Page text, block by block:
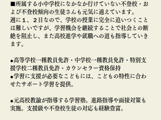
■所属する小中学校になかなか行けていない不登校・お
よび不登校傾向の生徒さんも元気に通えています。
週に１、２日なので、学校の授業に完全に追いつくこと
は難しいですが、学習機会を継続することで社会との断
絶を阻止し、また高校進学や就職への道も指導していき
ます。
●高等学校一種教員免許・中学校一種教員免許・特別支
援学校二種教員免許・カウンセラー資格保持
●学習に支援が必要なこどもには、こどもの特性に合わ
せたサポート学習を提供。
●元高校教諭が指導する学習塾。進路指導や面接対策も
実施。支援級や不登校生徒の対応も経験豊富。